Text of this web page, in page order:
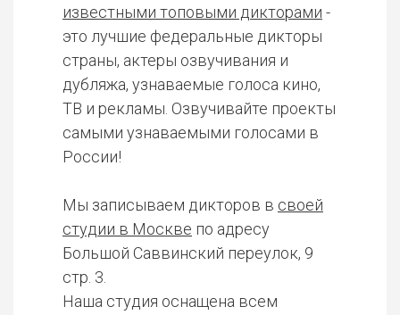
известными топовыми дикторами -
это лучшие федеральные дикторы
страны, актеры озвучивания и
дубляжа, узнаваемые голоса кино,
ТВ и рекламы. Озвучивайте проекты
самыми узнаваемыми голосами в
России!
Мы записываем дикторов в своей
студии в Москве по адресу
Большой Саввинский переулок, 9
стр. 3.
Наша студия оснащена всем